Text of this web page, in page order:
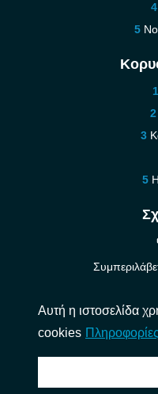
Αυτή η ιστοσελίδα
cookies Πληροφορίες